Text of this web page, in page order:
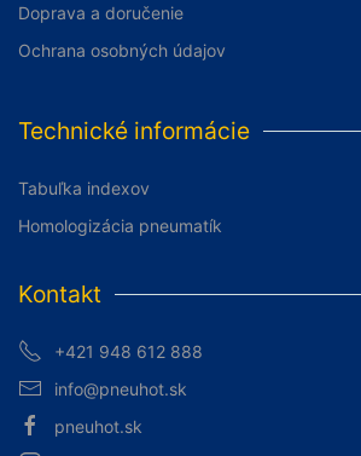
Doprava a doručenie
Ochrana osobných údajov
Technické informácie
Tabuľka indexov
Homologizácia pneumatík
Kontakt
+421 948 612 888
info@pneuhot.sk
pneuhot.sk